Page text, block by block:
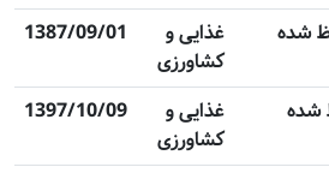
شده
غذایی و
کشاورزی
1387/09/01
شده
غذایی و
کشاورزی
1397/10/09